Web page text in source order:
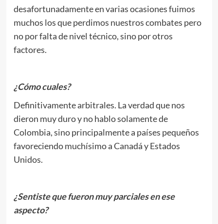
desafortunadamente en varias ocasiones fuimos
muchos los que perdimos nuestros combates pero
no por falta de nivel técnico, sino por otros
factores.
¿Cómo cuales?
Definitivamente arbitrales. La verdad que nos
dieron muy duro y no hablo solamente de
Colombia, sino principalmente a países pequeños
favoreciendo muchísimo a Canadá y Estados
Unidos.
¿Sentiste que fueron muy parciales en ese
aspecto?